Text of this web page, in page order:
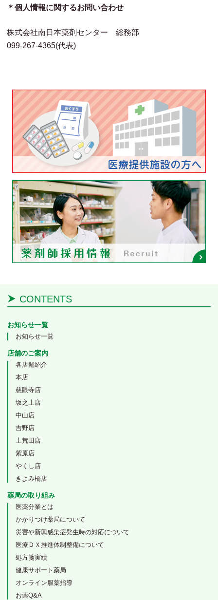
＊個人情報に関するお問い合わせ
株式会社南日本薬剤センター 総務部
099-267-4365(代表)
CONTENTS
お知らせ一覧
お知らせ一覧
店舗のご案内
各店舗紹介
本店
慈眼寺店
坂之上店
中山店
吉野店
上荒田店
紫原店
やくし店
きよみ橋店
薬局の取り組み
医薬分業とは
かかりつけ薬局について
災害や新興感染症発生時の対応について
医療ＤＸ推進体制整備について
処方箋実績
健康サポート薬局
オンライン服薬指導
お薬Q&A